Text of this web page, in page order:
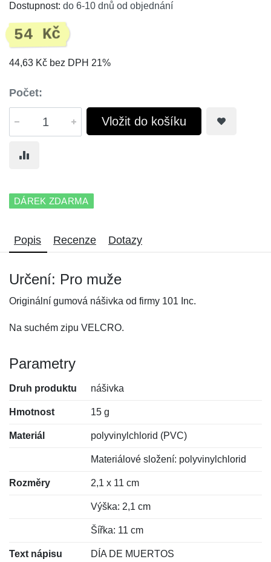
Dostupnost: do 6-10 dnů od objednání
54 Kč
44,63 Kč bez DPH 21%
Počet:
Vložit do košíku
DÁREK ZDARMA
Popis Recenze Dotazy
Určení: Pro muže
Originální gumová nášivka od firmy 101 Inc.
Na suchém zipu VELCRO.
Parametry
Druh produktu nášivka
Hmotnost 15 g
Materiál polyvinylchlorid (PVC)
Materiálové složení: polyvinylchlorid
Rozměry 2,1 x 11 cm
Výška: 2,1 cm
Šířka: 11 cm
Text nápisu DÍA DE MUERTOS